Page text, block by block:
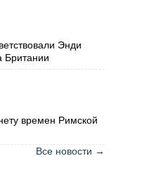
Энди
Британии
времен Римской
Все новости →